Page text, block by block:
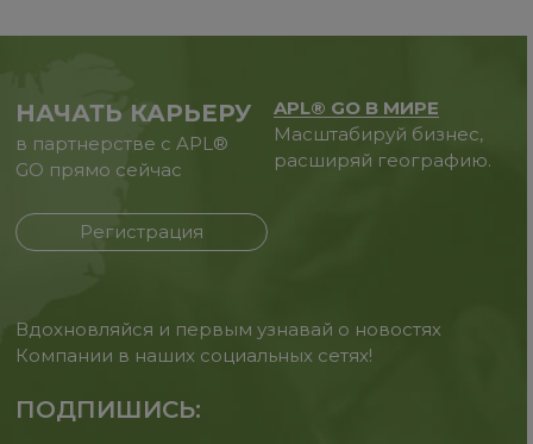
НАЧАТЬ КАРЬЕРУ
в партнерстве с APL®
GO прямо сейчас
Регистрация
APL® GO В МИРЕ
Масштабируй бизнес,
расширяй географию.
Вдохновляйся и первым узнавай о новостях
Компании в наших социальных сетях!
ПОДПИШИСЬ: